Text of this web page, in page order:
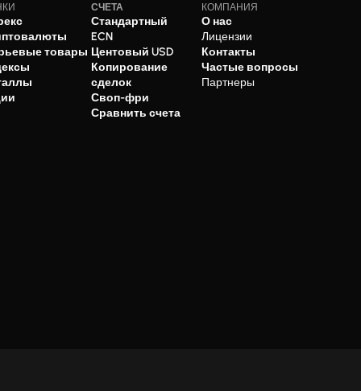
товары
СЧЕТА
Стандартный
ECN
Центовый USD
Копирование
сделок
Своп-фри
Сравнить счета
КОМПАНИЯ
О нас
Лицензии
Контакты
Частые вопросы
Партнеры